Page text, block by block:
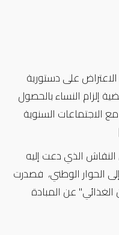
على دستورية
النساء بالحصول
السنوية
الذي دعت إليه
الحوار الوطني، فصدرت
عن المبادة